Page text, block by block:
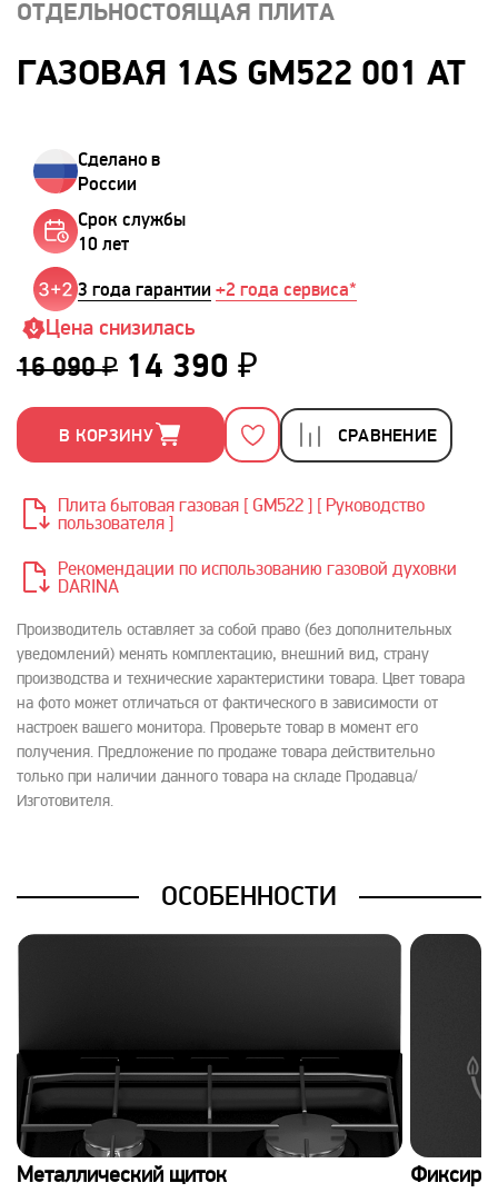
ОТДЕЛЬНОСТОЯЩАЯ ПЛИТА
ГАЗОВАЯ 1AS GM522 001 AT
Сделано в
России
Срок службы
10 лет
3 года гарантии +2 года сервиса*
Цена снизилась
16 090 ₽ 14 390 ₽
В КОРЗИНУ СРАВНЕНИЕ
Производитель оставляет за собой право (без дополнительных
уведомлений) менять комплектацию, внешний вид, страну
производства и технические характеристики товара. Цвет товара
на фото может отличаться от фактического в зависимости от
настроек вашего монитора. Проверьте товар в момент его
получения. Предложение по продаже товара действительно
только при наличии данного товара на складе Продавца/
Изготовителя.
Плита бытовая газовая [ GM522 ] [ Руководство
пользователя ]
Рекомендации по использованию газовой духовки
DARINA
ОСОБЕННОСТИ
Металлический щиток